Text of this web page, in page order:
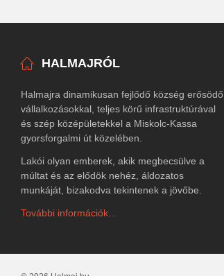
HALMAJRÓL
Halmajra dinamikusan fejlődő község erősödő
vállalkozásokkal, teljes körű infrastruktúrával
és szép középületekkel a Miskolc-Kassa
gyorsforgalmi út közelében.
Lakói olyan emberek, akik megbecsülve a
múltat és az elődök nehéz, áldozatos
munkáját, bizakodva tekintenek a jövőbe.
További információk...